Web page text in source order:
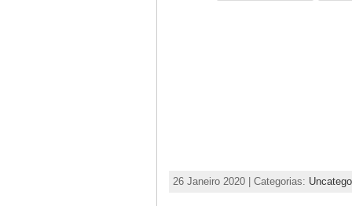
26 Janeiro 2020 | Categorias: